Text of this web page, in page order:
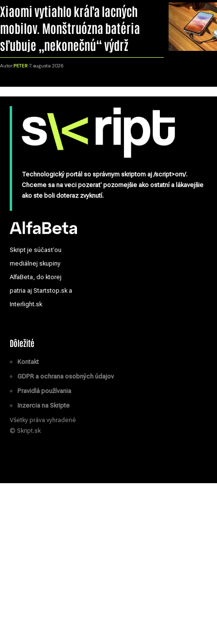
Xiaomi vytiahlo kráľa lacných
mobilov. Monštruózna batéria
sľubuje „nekonečnú“ výdrž
Autor:PETER 7. augusta 2026
Technologický portál so správnym skriptom aj /script>om/.
Chceme sa na veci pozerať pozornejšie ako ostatní a lákavejšie
ako ste boli doteraz zvyknutí.
Skript je súčasťou
mediálnej skupiny
AlfaBeta, do ktorej
patria aj Startstop.sk a
Interlight.sk
Dôležité
Kontakt
GDPR a ochrana osobných údajov
Pravidlá používania
Inzercia na Skripte
Všetky práva vyhradené
© Skript.sk